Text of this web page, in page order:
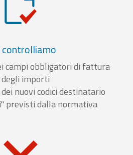
controlliamo
campi obbligatori di fattura
importi
nuovi codici destinatario
previsti dalla normativa